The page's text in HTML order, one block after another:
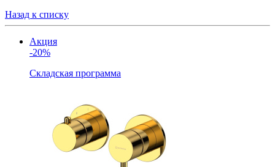
Назад к списку
Акция
-20%
Складская программа